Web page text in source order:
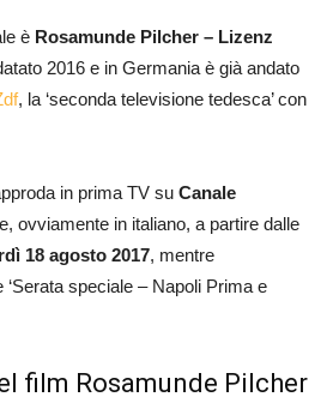
è Rosamunde Pilcher – Lizenz
2016 e in Germania è già andato
, la ‘seconda televisione tedesca’ con
in prima TV su Canale
ovviamente in italiano, a partire dalle
18 agosto 2017, mentre
‘Serata speciale – Napoli Prima e
film Rosamunde Pilcher